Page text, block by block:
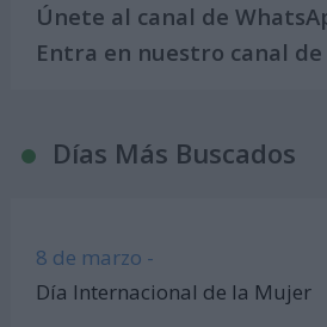
Únete al canal de
Entra en nuestro canal
Días Más Buscados
8 de marzo -
Día Internacional de la Mujer